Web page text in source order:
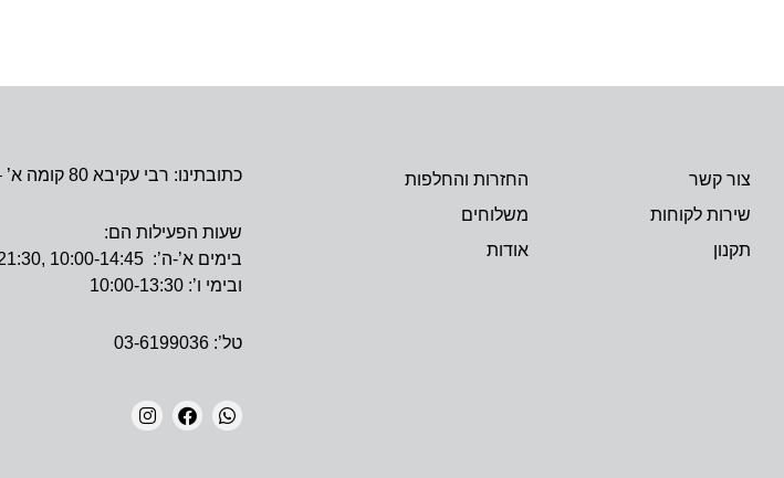
צור קשר
שירות לקוחות
תקנון
החזרות והחלפות
משלוחים
אודות
כתובתינו: רבי עקיבא 80 קומה א’ – בני ברק
שעות הפעילות הם:
בימים א’-ה’: 10:00-14:45 ,17:00-21:30
ובימי ו’: 10:00-13:30
טל’: 03-6199036